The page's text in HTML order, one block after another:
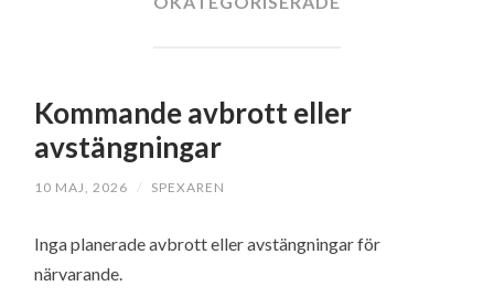
Kommande avbrott eller
avstängningar
10 MAJ, 2026 / SPEXAREN
Inga planerade avbrott eller avstängningar för
närvarande.